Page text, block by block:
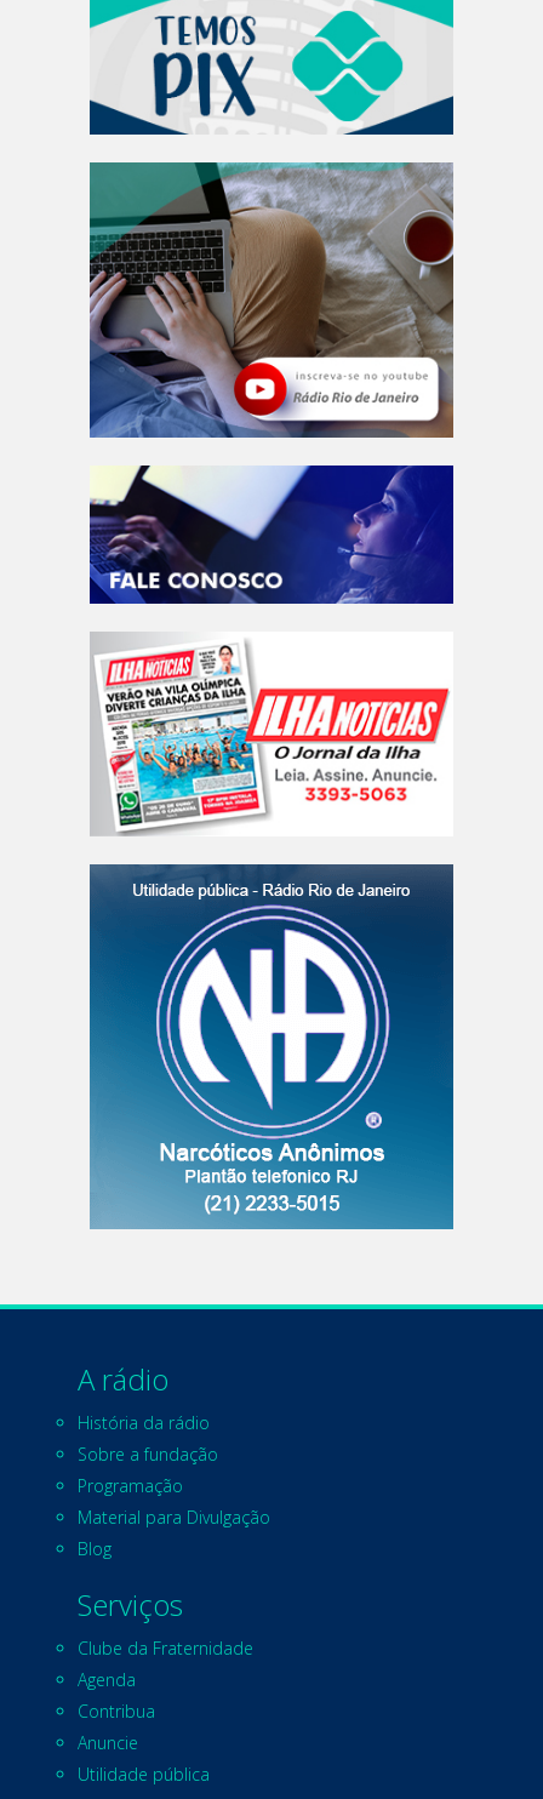
A rádio
História da rádio
Sobre a fundação
Programação
Material para Divulgação
Blog
Serviços
Clube da Fraternidade
Agenda
Contribua
Anuncie
Utilidade pública